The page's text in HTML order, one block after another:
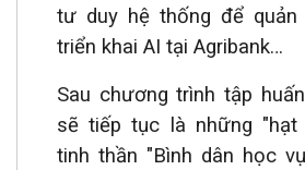
tư duy hệ thống để
triển khai AI tại Agribank…
Sau chương trình tập
sẽ tiếp tục là những "hạt
tinh thần "Bình dân học